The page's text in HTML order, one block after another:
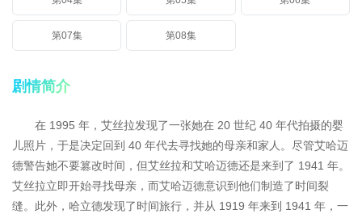
第07集 第08集
剧情简介
在 1995 年，艾丝拉发现了一张她在 20 世纪 40 年代拍摄的婴
儿照片，于是决定回到 40 年代去寻找她的母亲和家人。尽管艾哈迈
德警告她不要篡改时间，但艾丝拉和艾哈迈德还是来到了 1941 年。
艾丝拉立即开始寻找母亲，而艾哈迈德意识到他们制造了时间裂
缝。此外，哈立德发现了时间旅行，并从 1919 年来到 1941 年，一